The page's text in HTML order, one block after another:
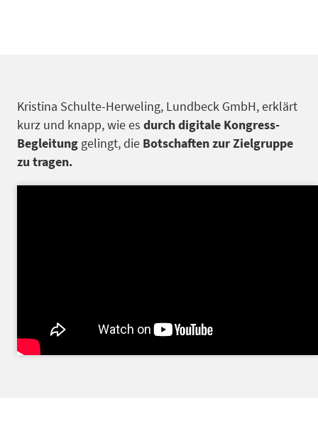
Kristina Schulte-Herweling, Lundbeck GmbH, erklärt
kurz und knapp, wie es durch digitale Kongress-
Begleitung gelingt, die Botschaften zur Zielgruppe
zu tragen.